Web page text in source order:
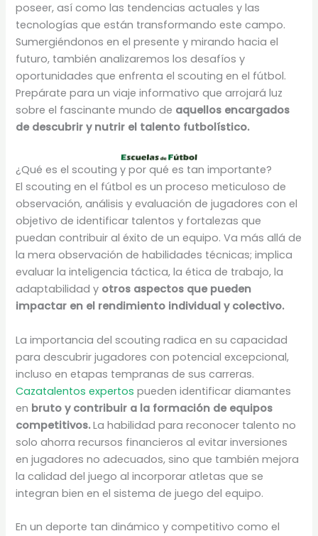
poseer, así como las tendencias actuales y las
tecnologías que están transformando este campo.
Sumergiéndonos en el presente y mirando hacia el
futuro, también analizaremos los desafíos y
oportunidades que enfrenta el scouting en el fútbol.
Prepárate para un viaje informativo que arrojará luz
sobre el fascinante mundo de aquellos encargados
de descubrir y nutrir el talento futbolístico.
¿Qué es el scouting y por qué es tan importante?
El scouting en el fútbol es un proceso meticuloso de
observación, análisis y evaluación de jugadores con el
objetivo de identificar talentos y fortalezas que
puedan contribuir al éxito de un equipo. Va más allá de
la mera observación de habilidades técnicas; implica
evaluar la inteligencia táctica, la ética de trabajo, la
adaptabilidad y otros aspectos que pueden
impactar en el rendimiento individual y colectivo.
La importancia del scouting radica en su capacidad
para descubrir jugadores con potencial excepcional,
incluso en etapas tempranas de sus carreras.
Cazatalentos expertospueden identificar diamantes
en bruto y contribuir a la formación de equipos
competitivos.La habilidad para reconocer talento no
solo ahorra recursos financieros al evitar inversiones
en jugadores no adecuados, sino que también mejora
la calidad del juego al incorporar atletas que se
integran bien en el sistema de juego del equipo.
En un deporte tan dinámico y competitivo como el